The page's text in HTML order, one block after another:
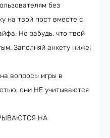
без
на твой пост вместе с
Не забудь, что твой
Заполняй анкету ниже!
вопросы игры в
они НЕ учитываются
НА